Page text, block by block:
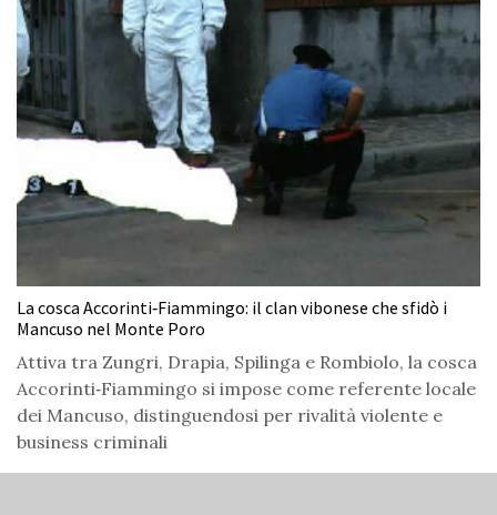
La cosca Accorinti‑Fiammingo: il clan vibonese che sfidò i
Mancuso nel Monte Poro
Attiva tra Zungri, Drapia, Spilinga e Rombiolo, la cosca
Accorinti‑Fiammingo si impose come referente locale
dei Mancuso, distinguendosi per rivalità violente e
business criminali